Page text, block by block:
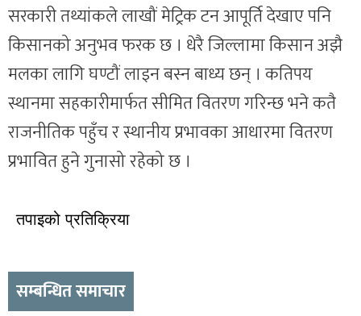
सरकारी तथ्यांकले लाखौं मेट्रिक टन आपूर्ति देखाए पनि
किसानको अनुभव फरक छ । धेरै जिल्लामा किसान अझै
मलका लागि घण्टौं लाइन बस्न बाध्य छन् । कतिपय
स्थानमा सहकारीमार्फत सीमित वितरण गरिन्छ भने कतै
राजनीतिक पहुँच र स्थानीय प्रभावका आधारमा वितरण
प्रभावित हुने गुनासो रहेको छ ।
तपाइको प्रतिक्रिया
सम्बन्धित समाचार